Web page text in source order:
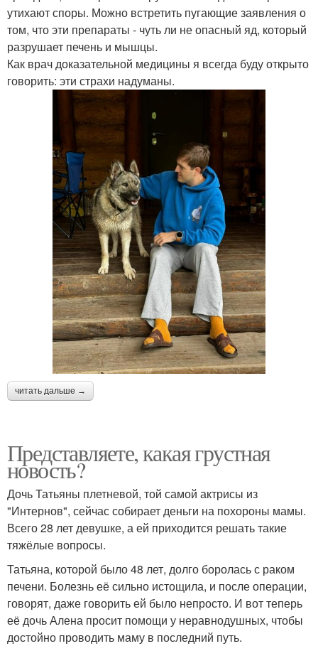
утихают споры. Можно встретить пугающие заявления о
том, что эти препараты - чуть ли не опасный яд, который
разрушает печень и мышцы.
Как врач доказательной медицины я всегда буду открыто
говорить: эти страхи надуманы.
читать дальше →
Представляете, какая грустная
новость?
Дочь Татьяны плетневой, той самой актрисы из
"Интернов", сейчас собирает деньги на похороны мамы.
Всего 28 лет девушке, а ей приходится решать такие
тяжёлые вопросы.
Татьяна, которой было 48 лет, долго боролась с раком
печени. Болезнь её сильно истощила, и после операции,
говорят, даже говорить ей было непросто. И вот теперь
её дочь Алена просит помощи у неравнодушных, чтобы
достойно проводить маму в последний путь.